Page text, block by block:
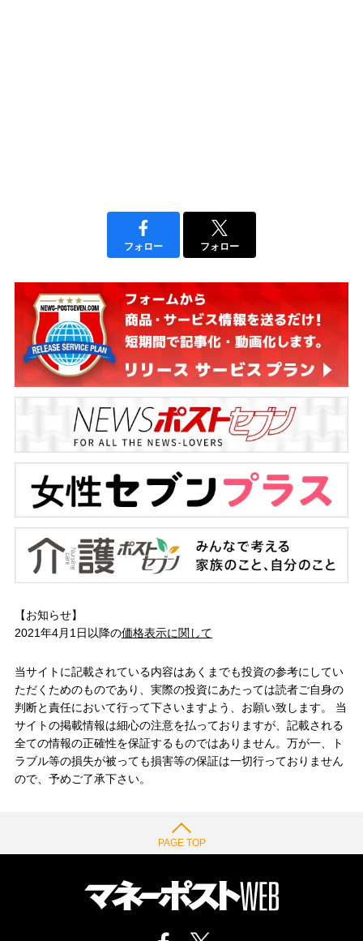
フォロー フォロー
【お知らせ】
2021年4月1日以降の価格表示に関して
当サイトに記載されている内容はあくまでも投資の参考にしてい
ただくためのものであり、実際の投資にあたっては読者ご自身の
判断と責任において行って下さいますよう、お願い致します。 当
サイトの掲載情報は細心の注意を払っておりますが、記載される
全ての情報の正確性を保証するものではありません。万が一、ト
ラブル等の損失が被っても損害等の保証は一切行っておりません
ので、予めご了承下さい。
PAGE TOP